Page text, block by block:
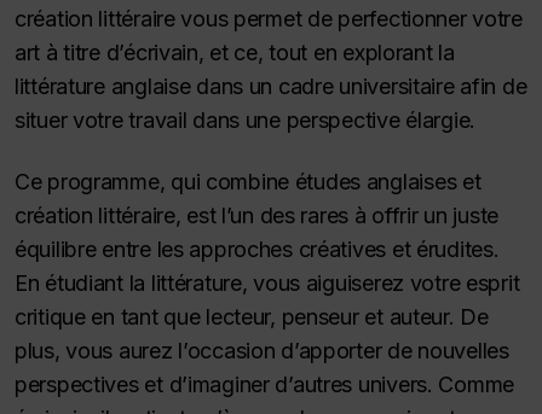
création littéraire vous permet de perfectionner votre
art à titre d’écrivain, et ce, tout en explorant la
littérature anglaise dans un cadre universitaire afin de
situer votre travail dans une perspective élargie.
Ce programme, qui combine études anglaises et
création littéraire, est l’un des rares à offrir un juste
équilibre entre les approches créatives et érudites.
En étudiant la littérature, vous aiguiserez votre esprit
critique en tant que lecteur, penseur et auteur. De
plus, vous aurez l’occasion d’apporter de nouvelles
perspectives et d’imaginer d’autres univers. Comme